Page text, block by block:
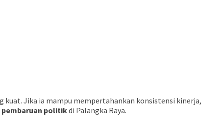
kuat. Jika ia mampu mempertahankan konsistensi kinerja,
pembaruan politikdi Palangka Raya.